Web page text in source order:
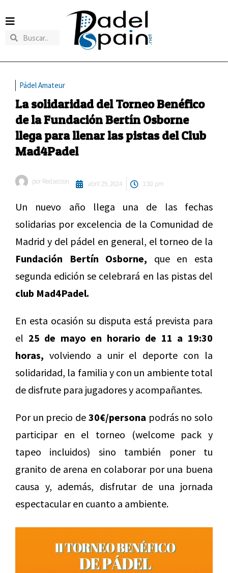
Pádel Amateur
La solidaridad del Torneo Benéfico
de la Fundación Bertín Osborne
llega para llenar las pistas del Club
Mad4Padel
por Redaccion abril 29, 2024 1:30 pm
Un nuevo año llega una de las fechas
solidarias por excelencia de la Comunidad de
Madrid y del pádel en general, el torneo de la
Fundación Bertín Osborne, que en esta
segunda edición se celebrará en las pistas del
club Mad4Padel.
En esta ocasión su disputa está prevista para
el 25 de mayo en horario de 11 a 19:30
horas, volviendo a unir el deporte con la
solidaridad, la familia y con un ambiente total
de disfrute para jugadores y acompañantes.
Por un precio de 30€/persona podrás no solo
participar en el torneo (welcome pack y
tapeo incluidos) sino también poner tu
granito de arena en colaborar por una buena
causa y, además, disfrutar de una jornada
espectacular en cuanto a ambiente.